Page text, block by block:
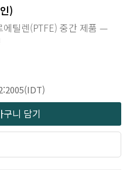
)
틸렌(PTFE) 중간 제품 —
구니 담기